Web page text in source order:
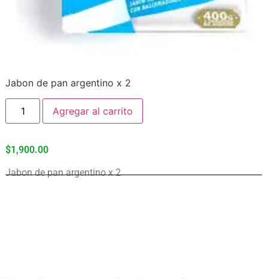
Jabon de pan argentino x 2
Agregar al carrito
$1,900.00
Jabon de pan argentino x 2